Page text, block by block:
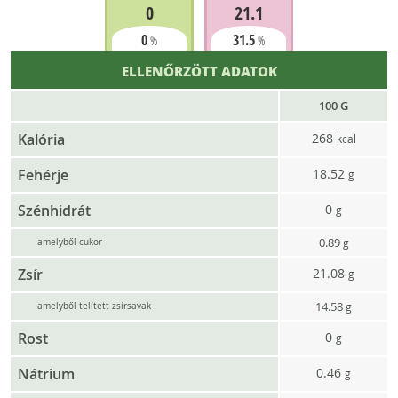
0
0%
21.1
31.5%
ELLENŐRZÖTT ADATOK
100 G
Kalória 268 kcal
Fehérje 18.52 g
Szénhidrát 0 g
amelyből cukor 0.89g
Zsír 21.08 g
amelyből telített zsírsavak 14.58g
Rost 0 g
Nátrium 0.46 g